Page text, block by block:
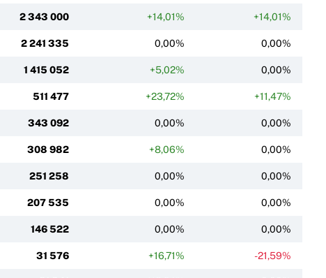
2 343 000 +14,01% +14,01%
2 241 335 0,00% 0,00%
1 415 052 +5,02% 0,00%
511 477 +23,72% +11,47%
343 092 0,00% 0,00%
308 982 +8,06% 0,00%
251 258 0,00% 0,00%
207 535 0,00% 0,00%
146 522 0,00% 0,00%
31 576 +16,71% -21,59%